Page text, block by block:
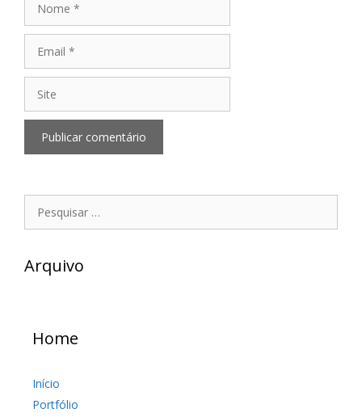
por:
Arquivo
Home
Início
Portfólio